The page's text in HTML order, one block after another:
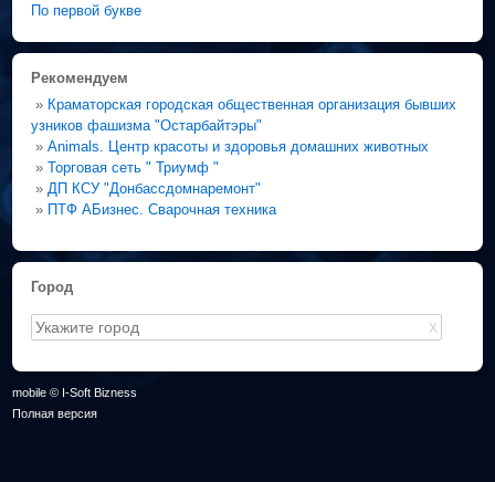
По первой букве
Рекомендуем
» Краматорская городская общественная организация бывших
узников фашизма "Остарбайтэры"
»Animals. Центр красоты и здоровья домашних животных
»Торговая сеть " Триумф "
» ДП КСУ "Донбассдомнаремонт"
» ПТФ АБизнес. Сварочная техника
Город
X
mobile © I-Soft Bizness
Полная версия